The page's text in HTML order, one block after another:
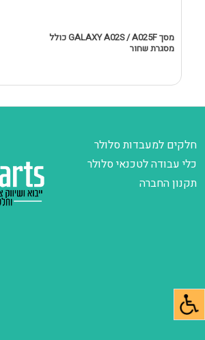
מסך GALAXY A02S / A025F כולל
מסגרת שחור
חלקים למעבדות סלולר
כלי עבודה לטכנאי סלולר
תקנון החברה